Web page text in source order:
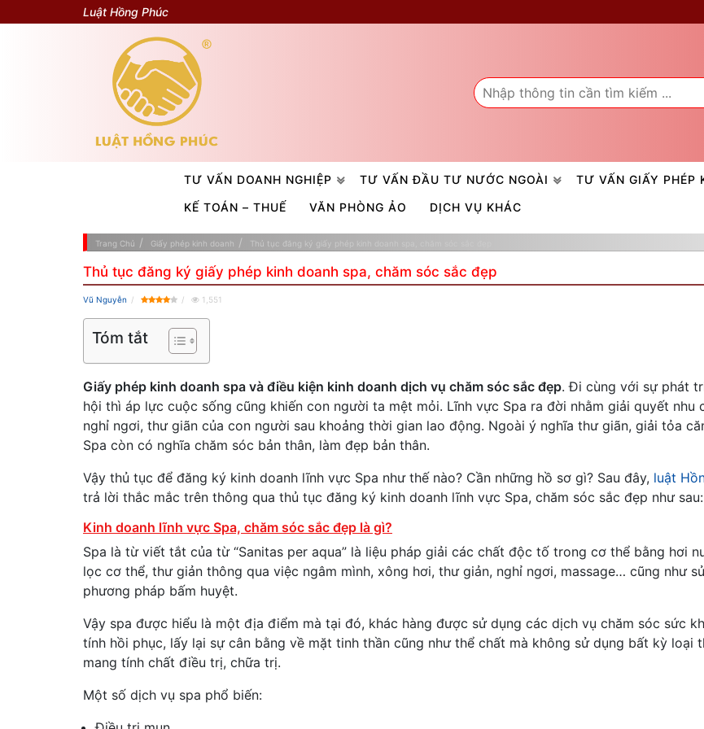
Luật Hồng Phúc
TƯ VẤN DOANH NGHIỆP TƯ VẤN ĐẦU TƯ NƯỚC NGOÀI
TƯ VẤN GIẤY PHÉP
KẾ TOÁN – THUẾ
VĂN PHÒNG ẢO DỊCH VỤ KHÁC
Trang Chủ Giấy phép kinh doanh Thủ tục đăng ký giấy phép kinh doanh spa, chăm sóc sắc đẹp
Thủ tục đăng ký giấy phép kinh doanh spa, chăm sóc sắc đẹp
Vũ Nguyễn 1,551
Tóm tắt
Giấy phép kinh doanh spa và điều kiện kinh doanh dịch vụ chăm sóc sắc đẹp. Đi cùng với sự phát
hội thì áp lực cuộc sống cũng khiến con người ta mệt mỏi. Lĩnh vực Spa ra đời nhằm giải quyết nhu
nghỉ ngơi, thư giãn của con người sau khoảng thời gian lao động. Ngoài ý nghĩa thư giãn, giải tỏa
Spa còn có nghĩa chăm sóc bản thân, làm đẹp bản thân.
Vậy thủ tục để đăng ký kinh doanh lĩnh vực Spa như thế nào? Cần những hồ sơ gì? Sau đây, luật
trả lời thắc mắc trên thông qua thủ tục đăng ký kinh doanh lĩnh vực Spa, chăm sóc sắc đẹp như sau:
Kinh doanh lĩnh vực Spa, chăm sóc sắc đẹp là gì?
Spa là từ viết tắt của từ “Sanitas per aqua” là liệu pháp giải các chất độc tố trong cơ thể bằng hơi
lọc cơ thể, thư giản thông qua việc ngâm mình, xông hơi, thư giản, nghỉ ngơi, massage… cũng như
phương pháp bấm huyệt.
Vậy spa được hiểu là một địa điểm mà tại đó, khác hàng được sử dụng các dịch vụ chăm sóc sức
tính hồi phục, lấy lại sự cân bằng về mặt tinh thần cũng như thể chất mà không sử dụng bất kỳ loại
mang tính chất điều trị, chữa trị.
Một số dịch vụ spa phổ biến: